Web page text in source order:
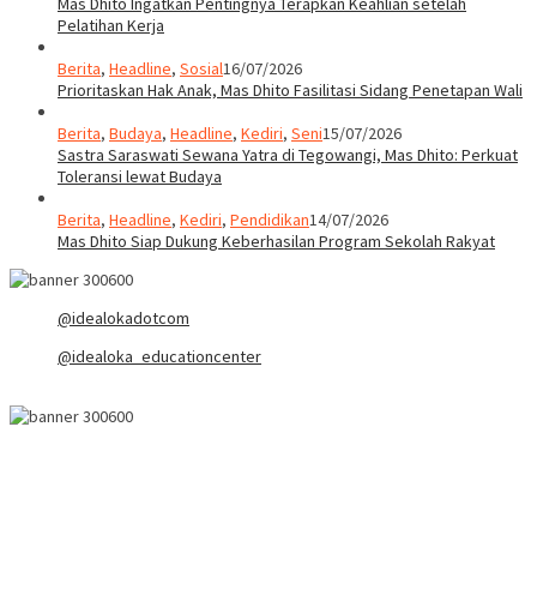
Pelatihan Kerja
Berita, Headline, Sosial16/07/2026
Prioritaskan Hak Anak, Mas Dhito Fasilitasi Sidang Penetapan Wali
Berita, Budaya, Headline, Kediri, Seni15/07/2026
Sastra Saraswati Sewana Yatra di Tegowangi, Mas Dhito: Perkuat
Toleransi lewat Budaya
Berita, Headline, Kediri, Pendidikan14/07/2026
Mas Dhito Siap Dukung Keberhasilan Program Sekolah Rakyat
@idealokadotcom
@idealoka_educationcenter